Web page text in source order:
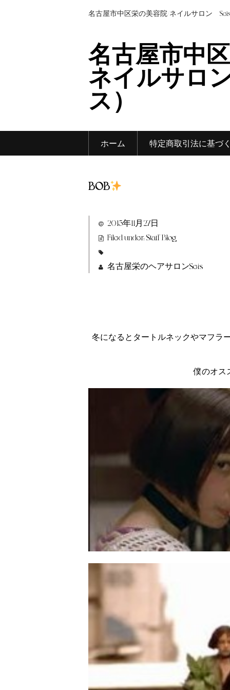
名古屋市中区栄の美容院/ネイルサロン
名古屋市中
ネイルサロ
ス）
ホーム 特定商取引法に基づ
BOB
2015年11月27日
Filed under: Staff Blog
名古屋栄のヘアサロンSeis
冬になるとタートルネックやマフラ
僕のオス